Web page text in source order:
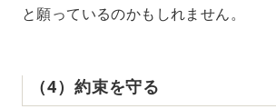
と願っているのかもしれません。
（4）約束を守る